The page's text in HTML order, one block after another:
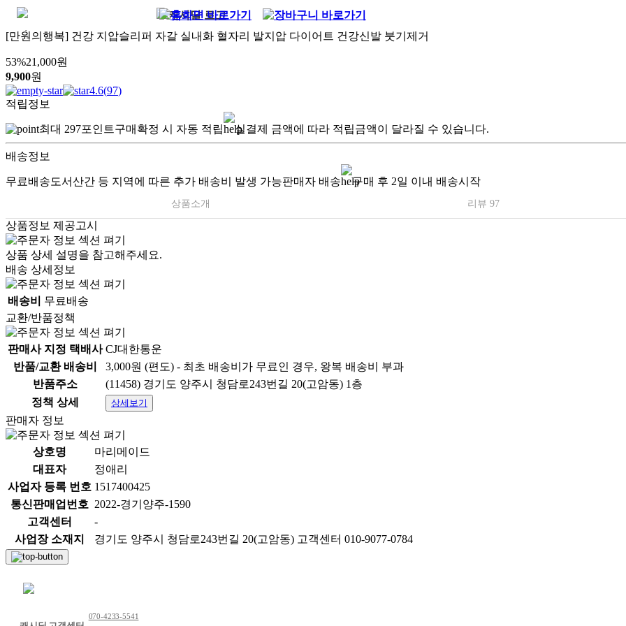
[만원의행복] 건강 지압슬리퍼 자갈 실내화 혈자리 발지압 다이어트 건강신발 붓기제거
53%21,000원
9,900원
4.6(97)
적립정보
최대 297포인트구매확정 시 자동 적립 실결제 금액에 따라 적립금액이 달라질 수 있습니다.
배송정보
무료배송도서산간 등 지역에 따른 추가 배송비 발생 가능판매자 배송 구매 후 2일 이내 배송시작
상품소개 리뷰 97
상품정보 제공고시
상품 상세 설명을 참고해주세요.
배송 상세정보
배송비
무료배송
교환/반품정책
판매사 지정 택배사 CJ대한통운
반품/교환 배송비
3,000원 (편도) - 최초 배송비가 무료인 경우, 왕복 배송비 부과
반품주소
(11458) 경기도 양주시 청담로243번길 20(고암동) 1층
정책 상세
상세보기
판매자 정보
상호명
마리메이드
대표자
정애리
사업자 등록 번호 1517400425
통신판매업번호 2022-경기양주-1590
고객센터
-
사업장 소재지
경기도 양주시 청담로243번길 20(고암동) 고객센터 010-9077-0784
070-4233-5541